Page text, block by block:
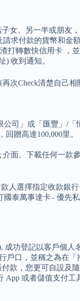
女、另一半或朋友
求付款的貨幣和
轉數快信用卡 ，
) 收到通知。
次Check清楚自己
司」或「匯豐」/「
贈高達100,000里。
面、下載任何一款
選擇指定收款銀
泰萬事達卡– 優先
功登記以客戶個
口，並稱之為在
款，您更可自設及
或者儲值支付